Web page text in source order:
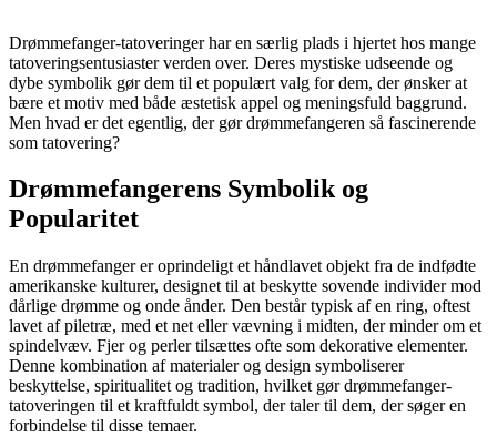
Drømmefanger-tatoveringer har en særlig plads i hjertet hos mange
tatoveringsentusiaster verden over. Deres mystiske udseende og
dybe symbolik gør dem til et populært valg for dem, der ønsker at
bære et motiv med både æstetisk appel og meningsfuld baggrund.
Men hvad er det egentlig, der gør drømmefangeren så fascinerende
som tatovering?
Drømmefangerens Symbolik og
Popularitet
En drømmefanger er oprindeligt et håndlavet objekt fra de indfødte
amerikanske kulturer, designet til at beskytte sovende individer mod
dårlige drømme og onde ånder. Den består typisk af en ring, oftest
lavet af piletræ, med et net eller vævning i midten, der minder om et
spindelvæv. Fjer og perler tilsættes ofte som dekorative elementer.
Denne kombination af materialer og design symboliserer
beskyttelse, spiritualitet og tradition, hvilket gør drømmefanger-
tatoveringen til et kraftfuldt symbol, der taler til dem, der søger en
forbindelse til disse temaer.